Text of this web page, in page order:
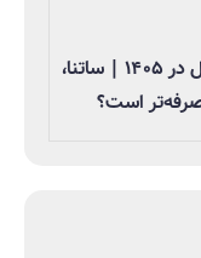
راهنمای انتقال پول در ۱۴۰۵ | ساتنا،
است؟